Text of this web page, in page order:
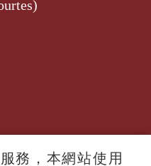
務，本網站使用